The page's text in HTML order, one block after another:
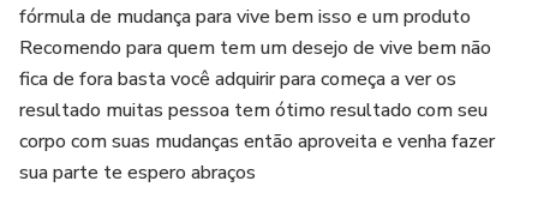
DESEJA GANHAR DINHEIRO ONLINE
ESTÁ CANSADO DE VIVER SEM EVOLUIR
O VERDADEIRO SEGREDO NÃO É SORTE. É
CONHECIMENTO, AÇÃO E CONSTÂNCIA.
fórmula de mudança para vive bem isso e um produto
Recomendo para quem tem um desejo de vive bem não
fica de fora basta você adquirir para começa a ver os
resultado muitas pessoa tem ótimo resultado com seu
corpo com suas mudanças então aproveita e venha fazer
sua parte te espero abraços